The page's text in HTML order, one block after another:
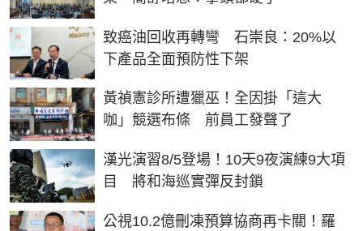
致癌油回收再轉彎 石崇良：20%以
下產品全面預防性下架
黃禎憲診所遭獵巫！全因掛「這大
咖」競選布條 前員工發聲了
漢光演習8/5登場！10天9夜演練9大項
目 將和海巡實彈反封鎖
公視10.2億刪凍預算協商再卡關！羅